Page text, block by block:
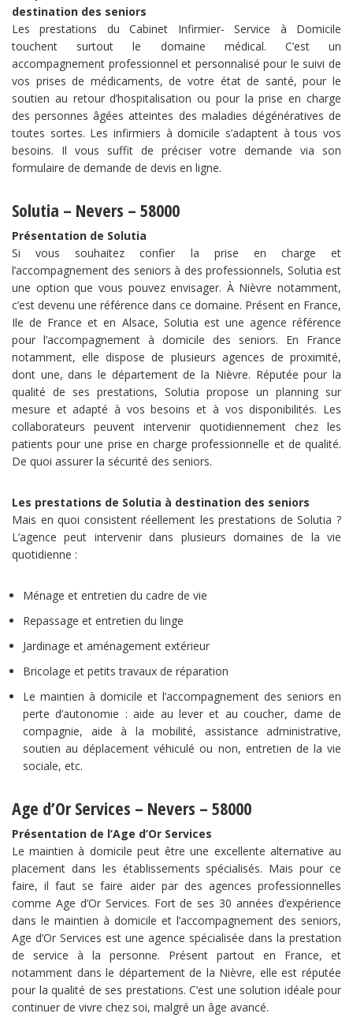
destination des seniors
Les prestations du Cabinet Infirmier- Service à Domicile
touchent surtout le domaine médical. C’est un
accompagnement professionnel et personnalisé pour le suivi de
vos prises de médicaments, de votre état de santé, pour le
soutien au retour d’hospitalisation ou pour la prise en charge
des personnes âgées atteintes des maladies dégénératives de
toutes sortes. Les infirmiers à domicile s’adaptent à tous vos
besoins. Il vous suffit de préciser votre demande via son
formulaire de demande de devis en ligne.
Solutia – Nevers – 58000
Présentation de Solutia
Si vous souhaitez confier la prise en charge et
l’accompagnement des seniors à des professionnels, Solutia est
une option que vous pouvez envisager. À Nièvre notamment,
c’est devenu une référence dans ce domaine. Présent en France,
Ile de France et en Alsace, Solutia est une agence référence
pour l’accompagnement à domicile des seniors. En France
notamment, elle dispose de plusieurs agences de proximité,
dont une, dans le département de la Nièvre. Réputée pour la
qualité de ses prestations, Solutia propose un planning sur
mesure et adapté à vos besoins et à vos disponibilités. Les
collaborateurs peuvent intervenir quotidiennement chez les
patients pour une prise en charge professionnelle et de qualité.
De quoi assurer la sécurité des seniors.
Les prestations de Solutia à destination des seniors
Mais en quoi consistent réellement les prestations de Solutia ?
L’agence peut intervenir dans plusieurs domaines de la vie
quotidienne :
Ménage et entretien du cadre de vie
Repassage et entretien du linge
Jardinage et aménagement extérieur
Bricolage et petits travaux de réparation
Le maintien à domicile et l’accompagnement des seniors en
perte d’autonomie : aide au lever et au coucher, dame de
compagnie, aide à la mobilité, assistance administrative,
soutien au déplacement véhiculé ou non, entretien de la vie
sociale, etc.
Age d’Or Services – Nevers – 58000
Présentation de l’Age d’Or Services
Le maintien à domicile peut être une excellente alternative au
placement dans les établissements spécialisés. Mais pour ce
faire, il faut se faire aider par des agences professionnelles
comme Age d’Or Services. Fort de ses 30 années d’expérience
dans le maintien à domicile et l’accompagnement des seniors,
Age d’Or Services est une agence spécialisée dans la prestation
de service à la personne. Présent partout en France, et
notamment dans le département de la Nièvre, elle est réputée
pour la qualité de ses prestations. C’est une solution idéale pour
continuer de vivre chez soi, malgré un âge avancé.